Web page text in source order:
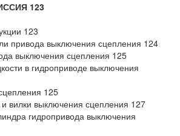
123
123
привода выключения сцепления 124
выключения сцепления 125
в гидроприводе выключения
125
вилки выключения сцепления 127
гидропривода выключения